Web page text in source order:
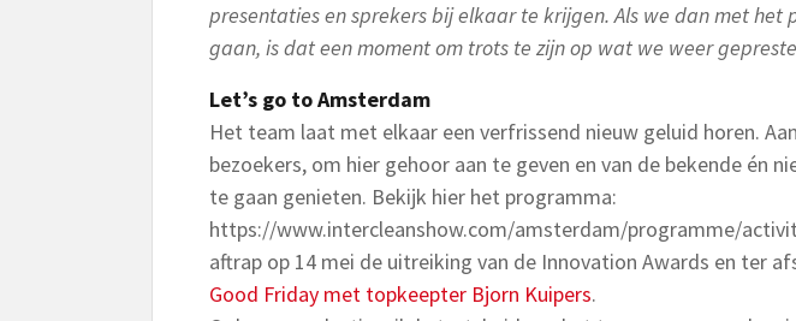
presentaties en sprekers bij elkaar te krijgen. Als we dan met het
gaan, is dat een moment om trots te zijn op wat we weer
Let’s go to Amsterdam
Het team laat met elkaar een verfrissend nieuw geluid horen.
bezoekers, om hier gehoor aan te geven en van de bekende én
te gaan genieten. Bekijk hier het programma:
https://www.intercleanshow.com/amsterdam/programme/
aftrap op 14 mei de uitreiking van de Innovation Awards en ter
Good Friday met topkeepter Bjorn Kuipers.